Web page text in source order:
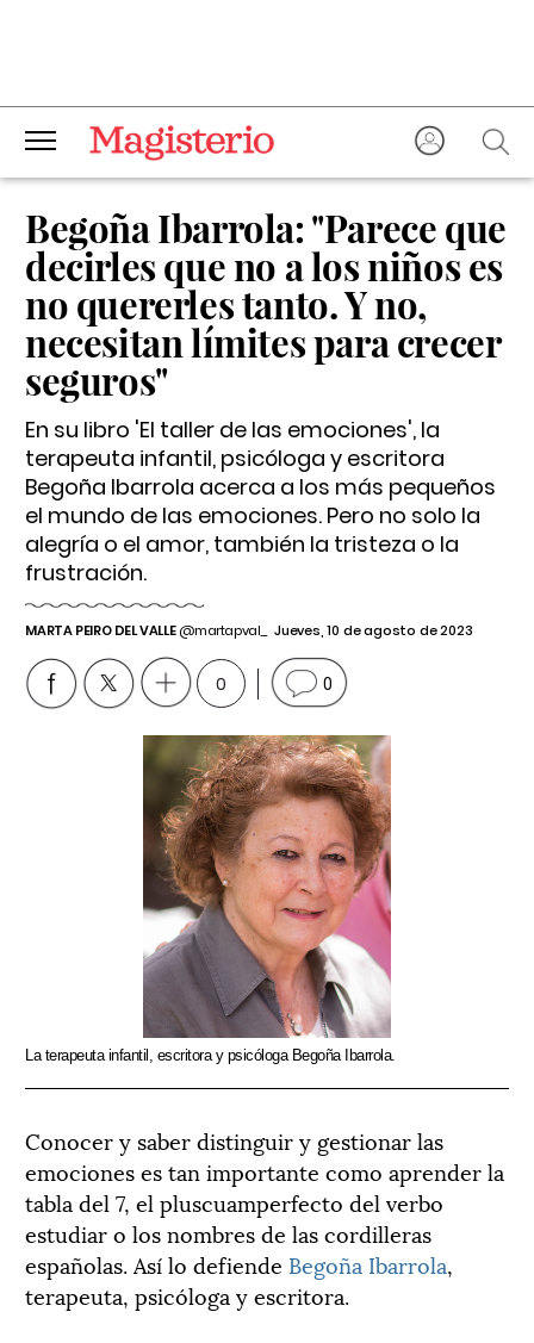
Begoña Ibarrola: "Parece que
decirles que no a los niños es
no quererles tanto. Y no,
necesitan límites para crecer
seguros"
En su libro 'El taller de las emociones', la
terapeuta infantil, psicóloga y escritora
Begoña Ibarrola acerca a los más pequeños
el mundo de las emociones. Pero no solo la
alegría o el amor, también la tristeza o la
frustración.
MARTA PEIRO DEL VALLE@martapval_ Jueves, 10 de agosto de 2023
0 0
La terapeuta infantil, escritora y psicóloga Begoña Ibarrola.
Conocer y saber distinguir y gestionar las
emociones es tan importante como aprender la
tabla del 7, el pluscuamperfecto del verbo
estudiar o los nombres de las cordilleras
españolas. Así lo defiende Begoña Ibarrola,
terapeuta, psicóloga y escritora.